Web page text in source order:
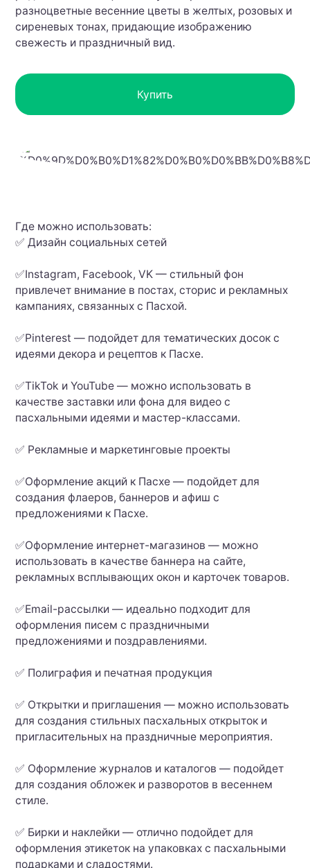
разноцветные весенние цветы в желтых, розовых и
сиреневых тонах, придающие изображению
свежесть и праздничный вид.
Купить
Где можно использовать:
✅ Дизайн социальных сетей
✅Instagram, Facebook, VK — стильный фон
привлечет внимание в постах, сторис и рекламных
кампаниях, связанных с Пасхой.
✅Pinterest — подойдет для тематических досок с
идеями декора и рецептов к Пасхе.
✅TikTok и YouTube — можно использовать в
качестве заставки или фона для видео с
пасхальными идеями и мастер-классами.
✅ Рекламные и маркетинговые проекты
✅Оформление акций к Пасхе — подойдет для
создания флаеров, баннеров и афиш с
предложениями к Пасхе.
✅Оформление интернет-магазинов — можно
использовать в качестве баннера на сайте,
рекламных всплывающих окон и карточек товаров.
✅Email-рассылки — идеально подходит для
оформления писем с праздничными
предложениями и поздравлениями.
✅ Полиграфия и печатная продукция
✅ Открытки и приглашения — можно использовать
для создания стильных пасхальных открыток и
пригласительных на праздничные мероприятия.
✅ Оформление журналов и каталогов — подойдет
для создания обложек и разворотов в весеннем
стиле.
✅ Бирки и наклейки — отлично подойдет для
оформления этикеток на упаковках с пасхальными
подарками и сладостями.